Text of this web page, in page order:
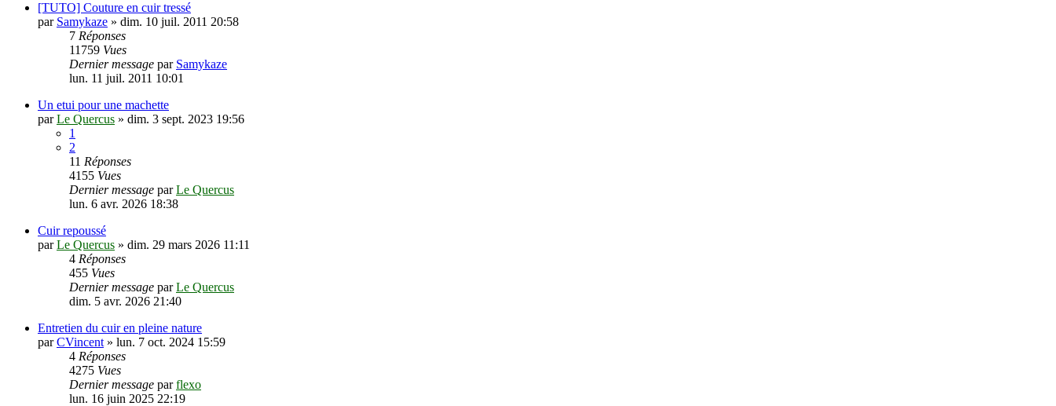
[TUTO] Couture en cuir tressé
par Samykaze » dim. 10 juil. 2011 20:58
7 Réponses
11759 Vues
Dernier message par Samykaze
lun. 11 juil. 2011 10:01
Un etui pour une machette
parLe Quercus » dim. 3 sept. 2023 19:56
1
2
11 Réponses
4155 Vues
Dernier message parLe Quercus
lun. 6 avr. 2026 18:38
Cuir repoussé
parLe Quercus » dim. 29 mars 2026 11:11
4 Réponses
455 Vues
Dernier message parLe Quercus
dim. 5 avr. 2026 21:40
Entretien du cuir en pleine nature
parCVincent » lun. 7 oct. 2024 15:59
4 Réponses
4275 Vues
Dernier message parflexo
lun. 16 juin 2025 22:19